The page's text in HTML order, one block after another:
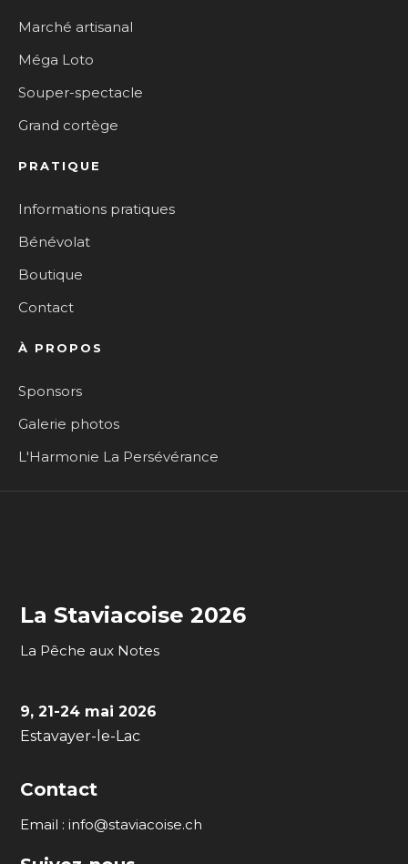
Marché artisanal
Méga Loto
Souper-spectacle
Grand cortège
PRATIQUE
Informations pratiques
Bénévolat
Boutique
Contact
À PROPOS
Sponsors
Galerie photos
L'Harmonie La Persévérance
La Staviacoise 2026
La Pêche aux Notes
9, 21-24 mai 2026
Estavayer-le-Lac
Contact
Email :info@staviacoise.ch